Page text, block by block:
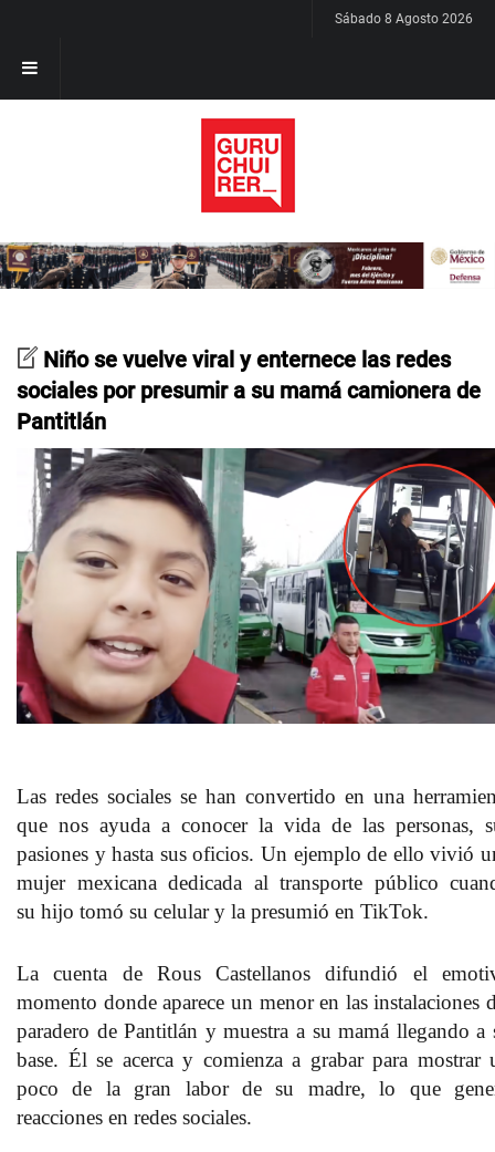
Sábado 8 Agosto 2026
Niño se vuelve viral y enternece las redes
sociales por presumir a su mamá camionera de
Pantitlán
Las redes sociales se han convertido en una
que nos ayuda a conocer la vida de las personas,
pasiones y hasta sus oficios. Un ejemplo de ello vivió
mujer mexicana dedicada al transporte público
su hijo tomó su celular y la presumió en TikTok.
La cuenta de Rous Castellanos difundió el
momento donde aparece un menor en las instalaciones
paradero de Pantitlán y muestra a su mamá llegando a
base. Él se acerca y comienza a grabar para mostrar
poco de la gran labor de su madre, lo que
reacciones en redes sociales.